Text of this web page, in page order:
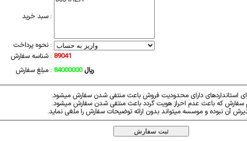
سبد خرید :
نحوه پرداخت :
شناسه سفارش : 89041
مبلغ سفارش : 84000000 ریال